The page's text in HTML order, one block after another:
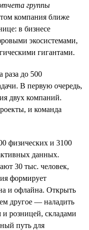
группы
компания ближе
в бизнесе
экосистемами,
гигантами.
раза до 500
В первую очередь,
двух компаний.
и команда
физических и 3100
данных.
30 тыс. человек,
формирует
и офлайна. Открыть
другое — наладить
розницей, складами
путь для